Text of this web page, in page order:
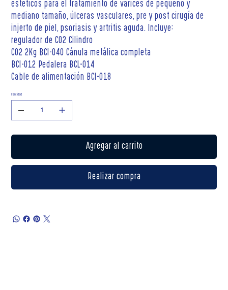
estéticos para el tratamiento de varices de pequeño y
mediano tamaño, úlceras vasculares, pre y post cirugía de
injerto de piel, psoriasis y artritis aguda. Incluye:
regulador de CO2 Cilindro
CO2 2Kg BCI-040 Cánula metálica completa
BCI-012 Pedalera BCL-014
Cable de alimentación BCI-018
Cantidad
Agregar al carrito
Realizar compra